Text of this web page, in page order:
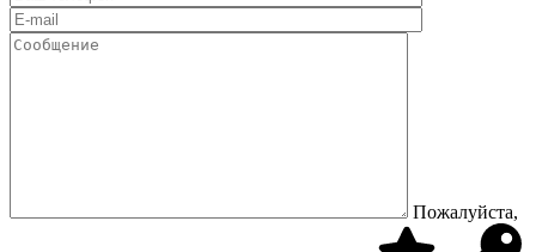
Пожалуйста,